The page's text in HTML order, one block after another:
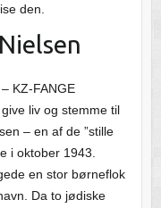
den.
KZ-FANGE
liv og stemme til
– en af de ”stille
i oktober 1943.
en stor børneflok
Da to jødiske